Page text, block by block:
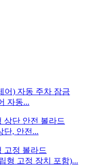
자동...
단, 안전...
형 고정 장치 포함)...